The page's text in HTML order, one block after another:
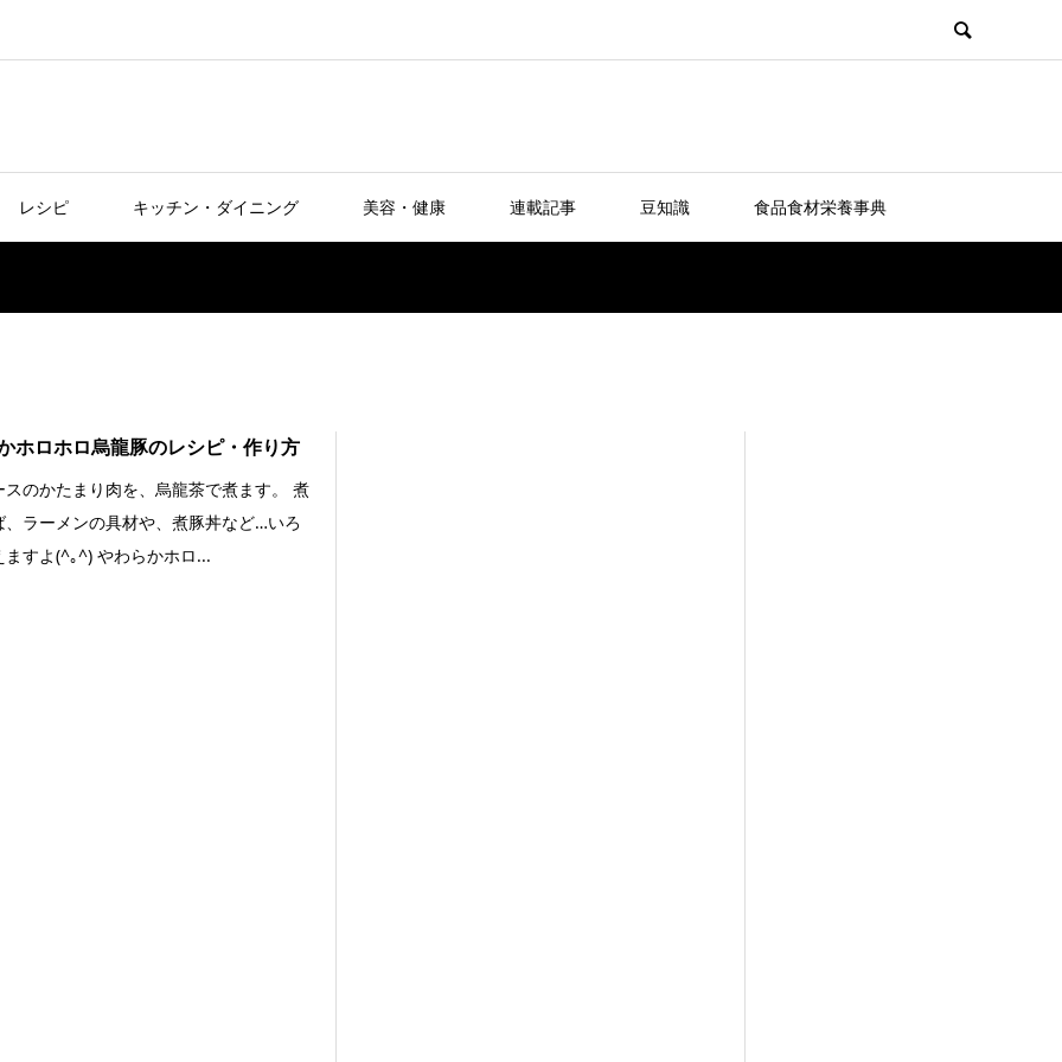
レシピ キッチン・ダイニング 美容・健康 連載記事 豆知識 食品食材栄養事典
ホロホロ烏龍豚のレシピ・作り方
スのかたまり肉を、烏龍茶で煮ます。 煮
、ラーメンの具材や、煮豚丼など…いろ
ますよ(^｡^) やわらかホロ...